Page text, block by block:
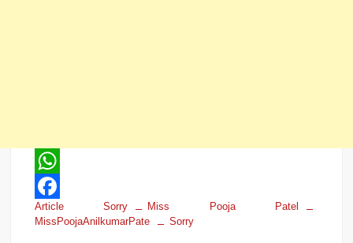
W
h
F
Article Sorry
Miss Pooja Patel
MissPoojaAnilkumarPate
Sorry